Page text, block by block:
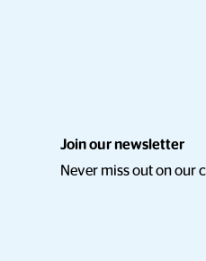
Join our newsletter
Never miss out on our